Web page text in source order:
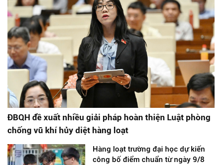
ĐBQH đề xuất nhiều giải pháp hoàn thiện Luật phòng
chống vũ khí hủy diệt hàng loạt
Hàng loạt trường đại học dự kiến
công bố điểm chuẩn từ ngày 9/8